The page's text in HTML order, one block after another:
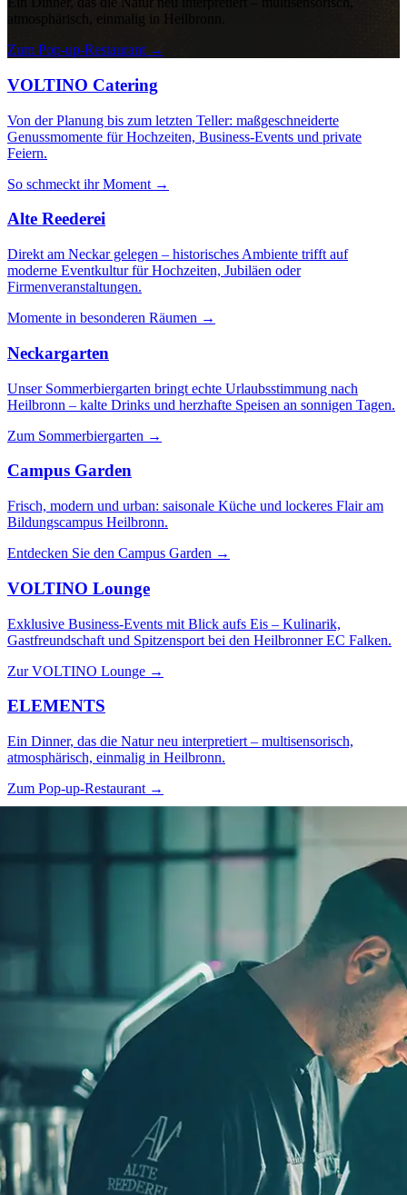
atmosphärisch, einmalig in Heilbronn.
Zum Pop-up-Restaurant →
VOLTINO Catering
Von der Planung bis zum letzten Teller: maßgeschneiderte
Genussmomente für Hochzeiten, Business-Events und private
Feiern.
So schmeckt ihr Moment →
Alte Reederei
Direkt am Neckar gelegen – historisches Ambiente trifft auf
moderne Eventkultur für Hochzeiten, Jubiläen oder
Firmenveranstaltungen.
Momente in besonderen Räumen →
Neckargarten
Unser Sommerbiergarten bringt echte Urlaubsstimmung nach
Heilbronn – kalte Drinks und herzhafte Speisen an sonnigen Tagen.
Zum Sommerbiergarten →
Campus Garden
Frisch, modern und urban: saisonale Küche und lockeres Flair am
Bildungscampus Heilbronn.
Entdecken Sie den Campus Garden →
VOLTINO Lounge
Exklusive Business-Events mit Blick aufs Eis – Kulinarik,
Gastfreundschaft und Spitzensport bei den Heilbronner EC Falken.
Zur VOLTINO Lounge →
ELEMENTS
Ein Dinner, das die Natur neu interpretiert – multisensorisch,
atmosphärisch, einmalig in Heilbronn.
Zum Pop-up-Restaurant →